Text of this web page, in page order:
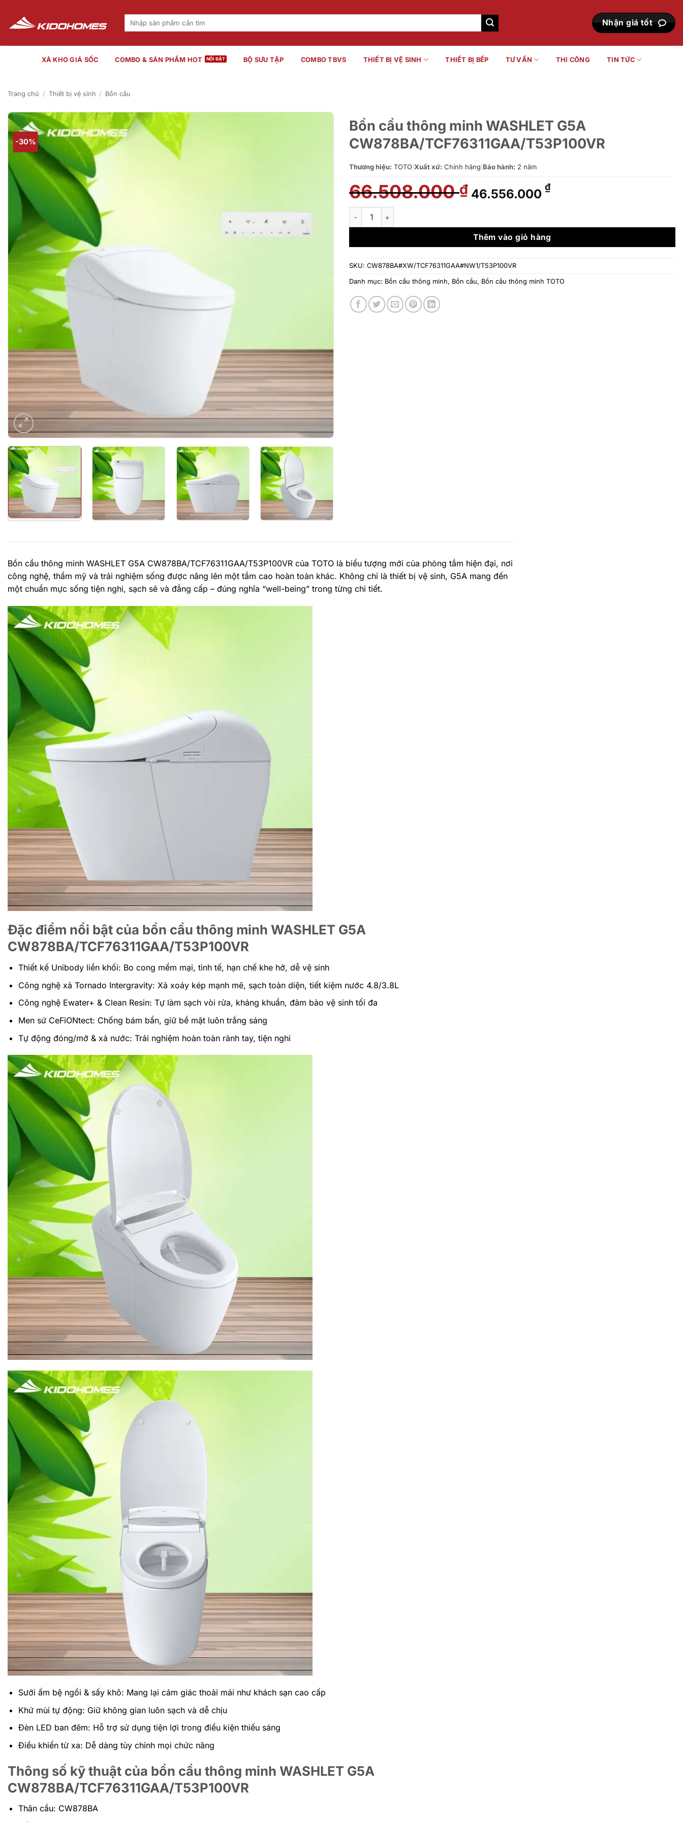
nội
dung
Tìm
Nhận giá tốt
XẢ KHO GIÁ SỐC COMBO & SẢN PHẨM HOT BỘ SƯU TẬP COMBO TBVS THIẾT BỊ VỆ SINH THIẾT BỊ BẾP TƯ VẤN THI CÔNG TIN TỨC
Trang chủ / Thiết bị vệ sinh / Bồn cầu
-30%
Bồn cầu thông minh WASHLET G5A
CW878BA/TCF76311GAA/T53P100VR
Thương hiệu: TOTO Xuất xứ: Chính hãng Bảo hành: 2 năm
66.508.000₫ Giá
gốc
66.508.000 ₫.
46.556.000 ₫Giá
là:
46.556.000 ₫.
Bồn cầu thông minh WASHLET G5A CW878BA/TCF76311GAA/T53P100VR số lượng
Thêm vào giỏ hàng
SKU: CW878BA#XW/TCF76311GAA#NW1/T53P100VR
Danh mục: Bồn cầu thông minh, Bồn cầu, Bồn cầu thông minh TOTO
Bồn cầu thông minh WASHLET G5A CW878BA/TCF76311GAA/T53P100VR của TOTO là biểu tượng mới của phòng tắm hiện đại, nơi
công nghệ, thẩm mỹ và trải nghiệm sống được nâng lên một tầm cao hoàn toàn khác. Không chỉ là thiết bị vệ sinh, G5A mang đến
một chuẩn mực sống tiện nghi, sạch sẽ và đẳng cấp – đúng nghĩa “well-being” trong từng chi tiết.
Đặc điểm nổi bật của bồn cầu thông minh WASHLET G5A
CW878BA/TCF76311GAA/T53P100VR
Thiết kế Unibody liền khối: Bo cong mềm mại, tinh tế, hạn chế khe hở, dễ vệ sinh
Công nghệ xả Tornado Intergravity: Xả xoáy kép mạnh mẽ, sạch toàn diện, tiết kiệm nước 4.8/3.8L
Công nghệ Ewater+ & Clean Resin: Tự làm sạch vòi rửa, kháng khuẩn, đảm bảo vệ sinh tối đa
Men sứ CeFiONtect: Chống bám bẩn, giữ bề mặt luôn trắng sáng
Tự động đóng/mở & xả nước: Trải nghiệm hoàn toàn rảnh tay, tiện nghi
Sưởi ấm bệ ngồi & sấy khô: Mang lại cảm giác thoải mái như khách sạn cao cấp
Khử mùi tự động: Giữ không gian luôn sạch và dễ chịu
Đèn LED ban đêm: Hỗ trợ sử dụng tiện lợi trong điều kiện thiếu sáng
Điều khiển từ xa: Dễ dàng tùy chỉnh mọi chức năng
Thông số kỹ thuật của bồn cầu thông minh WASHLET G5A
CW878BA/TCF76311GAA/T53P100VR
Thân cầu: CW878BA